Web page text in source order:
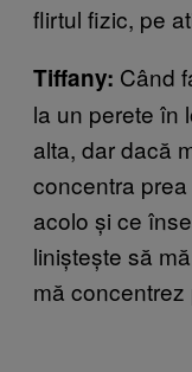
flirtul fizic, pe
Tiffany: Când
la un perete în
alta, dar dacă
concentra
acolo și ce
liniștește să
mă